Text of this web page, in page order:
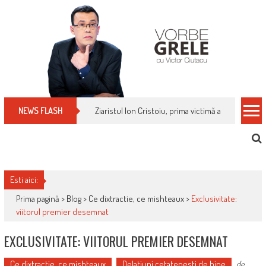
NEWS FLASH Ziaristul Ion Cristoiu, prima victimă a noi
Esti aici:
Prima pagină > Blog> Ce dixtractie, ce mishteaux> Exclusivitate:
viitorul premier desemnat
EXCLUSIVITATE: VIITORUL PREMIER DESEMNAT